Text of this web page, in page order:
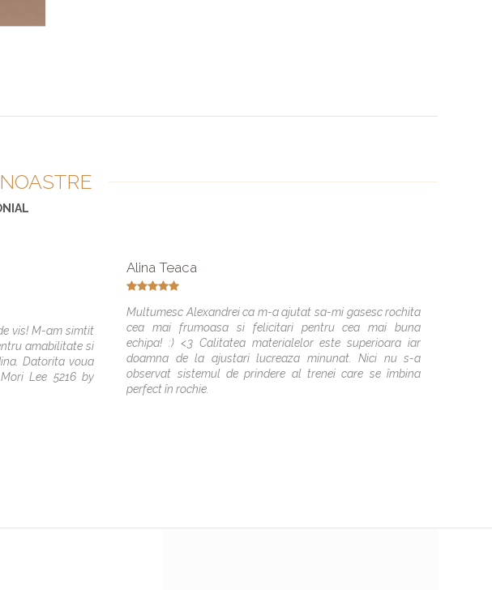
vis! M-am simtit
amabilitate si
Datorita voua
Lee 5216 by
Alina Teaca
Multumesc Alexandrei ca m-a ajutat sa-mi gasesc rochita
cea mai frumoasa si felicitari pentru cea mai buna
echipa! :) <3 Calitatea materialelor este superioara iar
doamna de la ajustari lucreaza minunat. Nici nu s-a
observat sistemul de prindere al trenei care se îmbina
perfect în rochie.